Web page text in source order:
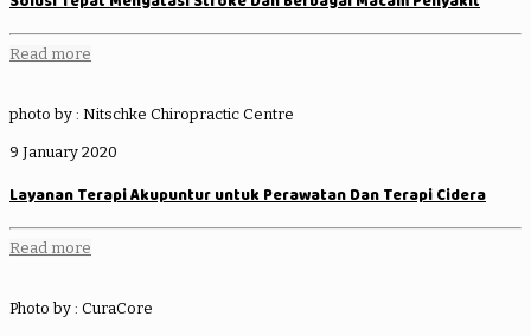
Read more
photo by : Nitschke Chiropractic Centre
9 January 2020
Layanan Terapi Akupuntur untuk Perawatan Dan Terapi Cidera
Read more
Photo by : CuraCore